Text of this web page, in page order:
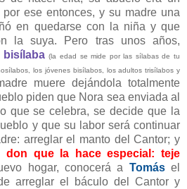
por ese entonces, y su madre una
en quedarse con la niña y que
la suya. Pero tras unos años,
bisílaba(la edad se mide por las sílabas de tu
los jóvenes bisílabos, los adultos trisílabos y
muere dejándola totalmente
piden que Nora sea enviada al
que se celebra, se decide que la
y que su labor será continuar
arreglar el manto del Cantor; y
don que la hace especial: teje
hogar, conocerá a Tomásel
arreglar el báculo del Cantor y